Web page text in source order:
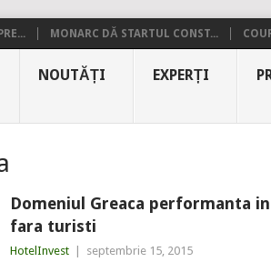
MONARC DĂ STARTUL CONST...
NOUTĂȚI EXPERȚI
Domeniul Greaca performanta
fara turisti
HotelInvest septembrie 15, 2015